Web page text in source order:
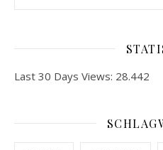
Last 30 Days Views: 28.442